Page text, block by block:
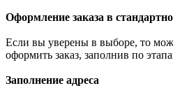
Оформление заказа в
Если вы уверены в выборе, то
оформить заказ, заполнив по
Заполнение адреса